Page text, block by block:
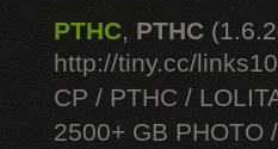
PTHC, PTHC
http://tiny.cc/
CP / PTHC /
2500+ GB PHOTO